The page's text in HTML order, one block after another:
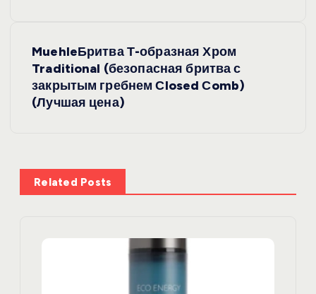
и
я
MuehleБритва Т-образная Хром
Traditional (безопасная бритва с
закрытым гребнем Сlosed Сomb)
(Лучшая цена)
Related Posts